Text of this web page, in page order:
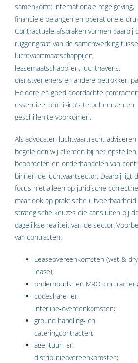
samenkomt: internationale regelgeving,
financiële belangen en operationele
Contractuele afspraken vormen daarbij
ruggengraat van de samenwerking
luchtvaartmaatschappijen,
leasemaatschappijen, luchthavens,
dienstverleners en andere betrokken
Heldere en goed doordachte
essentieel om risico’s te beheersen en
geschillen te voorkomen.
Als advocaten luchtvaartrecht adviseren
begeleiden wij cliënten bij het opstellen,
beoordelen en onderhandelen van
binnen de luchtvaartsector. Daarbij ligt
focus niet alleen op juridische
maar ook op praktische uitvoerbaarheid
strategische keuzes die aansluiten bij de
dagelijkse realiteit van de sector.
van contracten:
Leaseovereenkomsten (wet & dry
lease);
onderhouds- en MRO‑contracten;
codeshare‑ en
interline‑overeenkomsten;
ground handling‑ en
cateringcontracten;
agentuur‑ en
distributieovereenkomsten;